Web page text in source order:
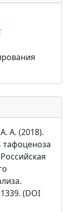
А. (2018).
тафоценоза
(DOI